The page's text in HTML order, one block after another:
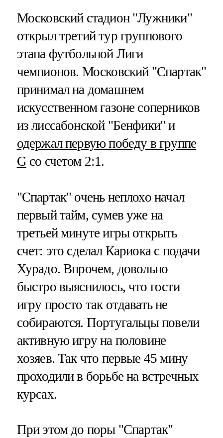
Московский стадион "Лужники"
открыл третий тур группового
этапа футбольной Лиги
чемпионов. Московский "Спартак"
принимал на домашнем
искусственном газоне соперников
из лиссабонской "Бенфики" и
одержал первую победу в группе
Gсо счетом 2:1.
"Спартак" очень неплохо начал
первый тайм, сумев уже на
третьей минуте игры открыть
счет: это сделал Кариока с подачи
Хурадо. Впрочем, довольно
быстро выяснилось, что гости
игру просто так отдавать не
собираются. Португальцы повели
активную игру на половине
хозяев. Так что первые 45 мину
проходили в борьбе на встречных
курсах.
При этом до поры "Спартак"